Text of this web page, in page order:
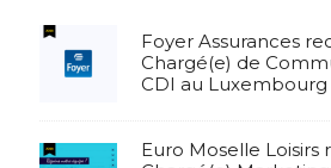
Foyer Assurances
Chargé(e) de
CDI au Luxembourg
Euro Moselle Loisirs